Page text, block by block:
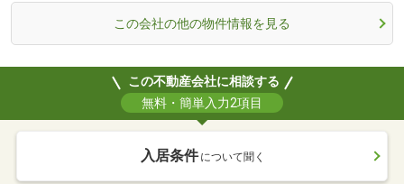
この会社の他の物件情報を見る
この不動産会社に相談する
無料・簡単入力2項目
入居条件 について聞く